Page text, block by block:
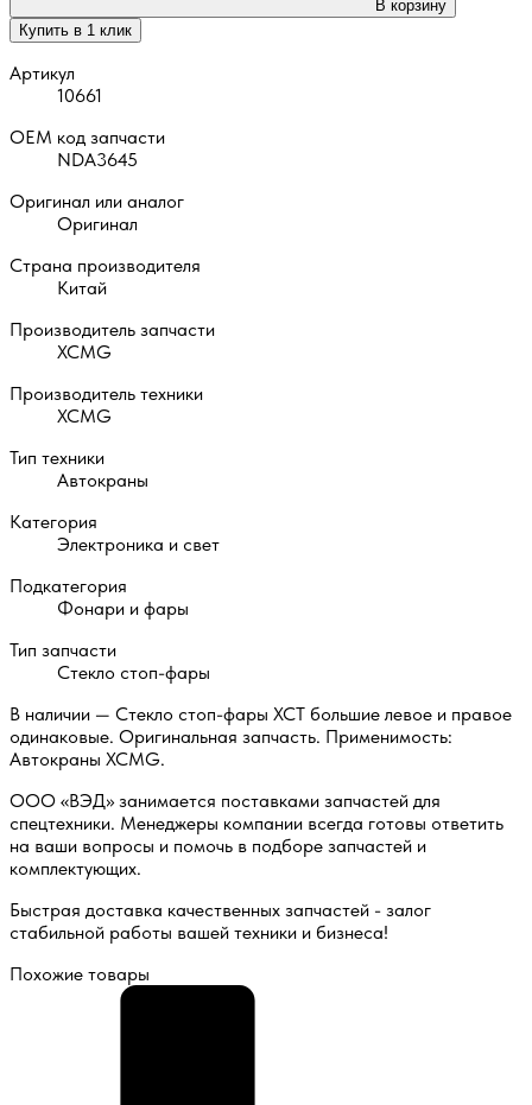
В корзину
Купить в 1 клик
Артикул
10661
OEM код запчасти
NDA3645
Оригинал или аналог
Оригинал
Страна производителя
Китай
Производитель запчасти
XCMG
Производитель техники
XCMG
Тип техники
Автокраны
Категория
Электроника и свет
Подкатегория
Фонари и фары
Тип запчасти
Стекло стоп-фары
В наличии — Стекло стоп-фары XCT большие левое и правое
одинаковые. Оригинальная запчасть. Применимость:
Автокраны XCMG.
ООО «ВЭД» занимается поставками запчастей для
спецтехники. Менеджеры компании всегда готовы ответить
на ваши вопросы и помочь в подборе запчастей и
комплектующих.
Быстрая доставка качественных запчастей - залог
стабильной работы вашей техники и бизнеса!
Похожие товары